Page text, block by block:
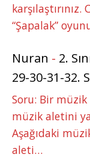
“Şapalak”
Nuran - 2.
29-30-31-32.
Soru: Bir müzik
müzik aletini
Aşağıdaki
aleti…